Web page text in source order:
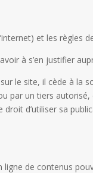
et les règles
à s’en justifier
le site, il cède à la
par un tiers
d’utiliser sa
ligne de contenus